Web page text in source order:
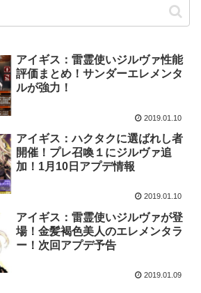
アイギス：雷霊使いジルヴァ性能
評価まとめ！サンダーエレメンタ
ルが強力！
2019.01.10
アイギス：ハクタクに選ばれし者
開催！プレ召喚１にジルヴァ追
加！1月10日アプデ情報
2019.01.10
アイギス：雷霊使いジルヴァが登
場！金髪褐色美人のエレメンタラ
ー！次回アプデ予告
2019.01.09